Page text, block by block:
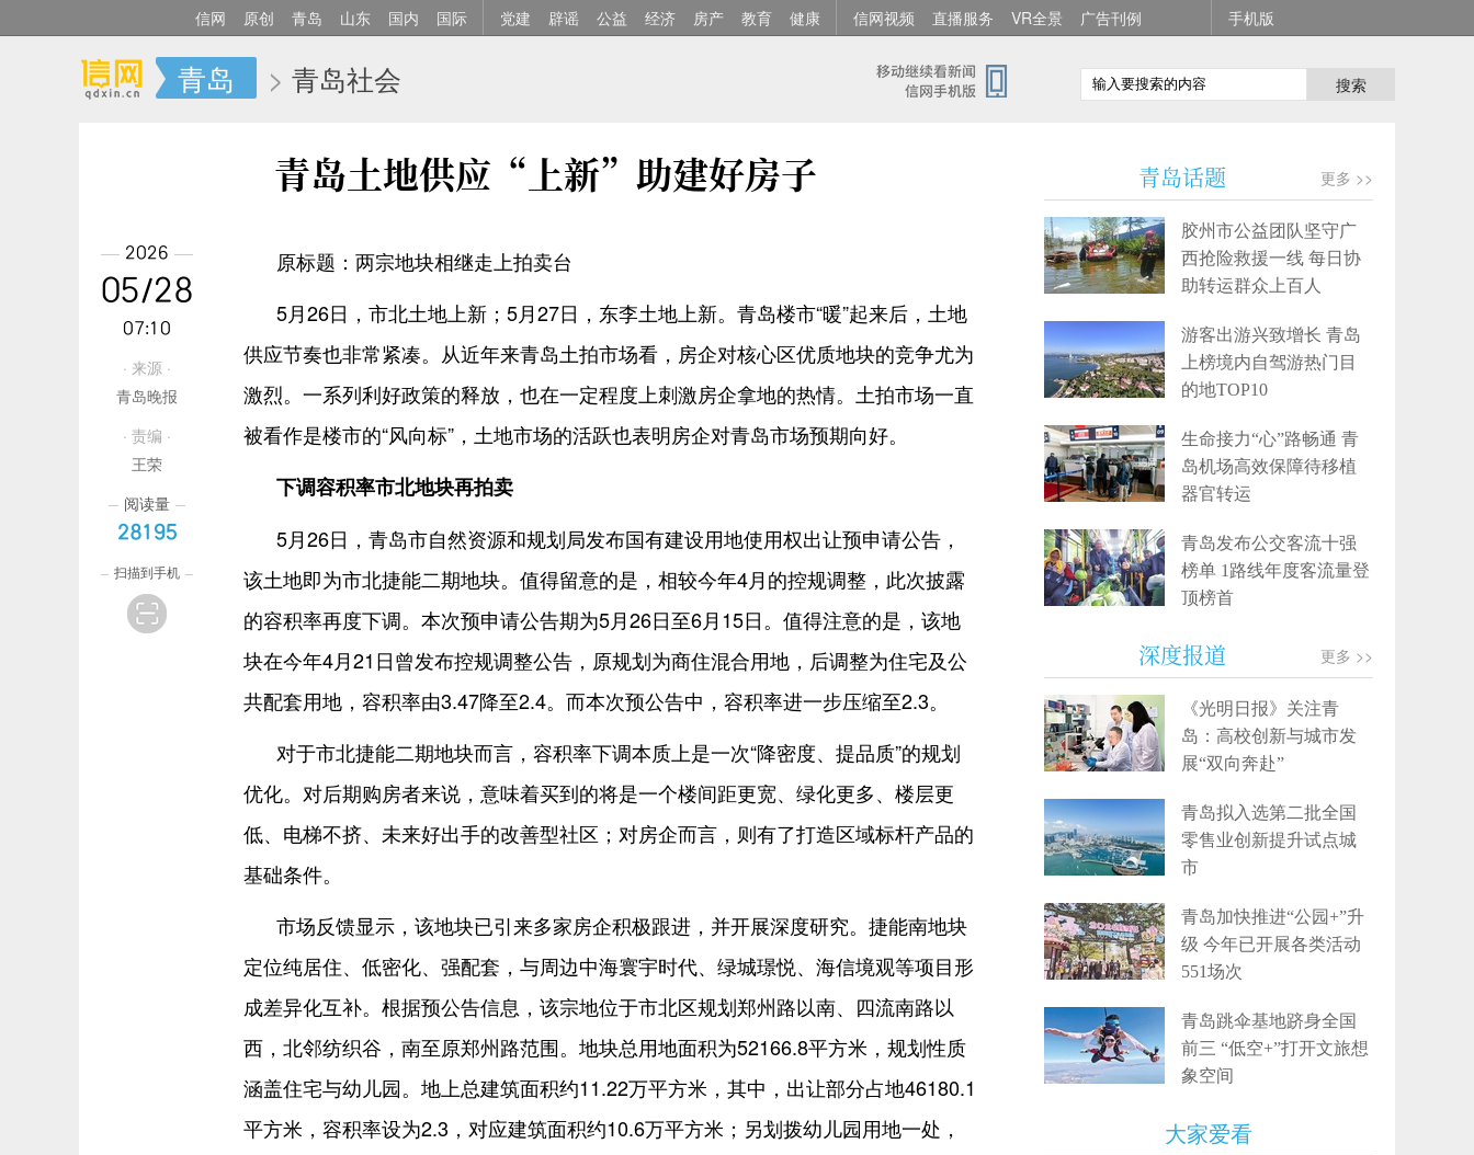
信网 原创 青岛 山东 国内 国际 党建 辟谣 公益 经济 房产 教育 健康 信网视频 直播服务 VR全景 广告刊例 手机版
青岛 > 青岛社会 搜索
青岛土地供应“上新”助建好房子
原标题：两宗地块相继走上拍卖台
5月26日，市北土地上新；5月27日，东李土地上新。青岛楼市“暖”起来后，土地
供应节奏也非常紧凑。从近年来青岛土拍市场看，房企对核心区优质地块的竞争尤为
激烈。一系列利好政策的释放，也在一定程度上刺激房企拿地的热情。土拍市场一直
被看作是楼市的“风向标”，土地市场的活跃也表明房企对青岛市场预期向好。
下调容积率市北地块再拍卖
5月26日，青岛市自然资源和规划局发布国有建设用地使用权出让预申请公告，
该土地即为市北捷能二期地块。值得留意的是，相较今年4月的控规调整，此次披露
的容积率再度下调。本次预申请公告期为5月26日至6月15日。值得注意的是，该地
块在今年4月21日曾发布控规调整公告，原规划为商住混合用地，后调整为住宅及公
共配套用地，容积率由3.47降至2.4。而本次预公告中，容积率进一步压缩至2.3。
对于市北捷能二期地块而言，容积率下调本质上是一次“降密度、提品质”的规划
优化。对后期购房者来说，意味着买到的将是一个楼间距更宽、绿化更多、楼层更
低、电梯不挤、未来好出手的改善型社区；对房企而言，则有了打造区域标杆产品的
基础条件。
市场反馈显示，该地块已引来多家房企积极跟进，并开展深度研究。捷能南地块
定位纯居住、低密化、强配套，与周边中海寰宇时代、绿城璟悦、海信境观等项目形
成差异化互补。根据预公告信息，该宗地位于市北区规划郑州路以南、四流南路以
西，北邻纺织谷，南至原郑州路范围。地块总用地面积为52166.8平方米，规划性质
涵盖住宅与幼儿园。地上总建筑面积约11.22万平方米，其中，出让部分占地46180.1
平方米，容积率设为2.3，对应建筑面积约10.6万平方米；另划拨幼儿园用地一处，
2026
05/28
07:10
· 来源 ·
青岛晚报
· 责编 ·
王荣
阅读量
28195
扫描到手机
青岛话题 更多 >>
胶州市公益团队坚守广
西抢险救援一线 每日协
助转运群众上百人
游客出游兴致增长 青岛
上榜境内自驾游热门目
的地TOP10
生命接力“心”路畅通 青
岛机场高效保障待移植
器官转运
青岛发布公交客流十强
榜单 1路线年度客流量登
顶榜首
深度报道 更多 >>
《光明日报》关注青
岛：高校创新与城市发
展“双向奔赴”
青岛拟入选第二批全国
零售业创新提升试点城
市
青岛加快推进“公园+”升
级 今年已开展各类活动
551场次
青岛跳伞基地跻身全国
前三 “低空+”打开文旅想
象空间
大家爱看